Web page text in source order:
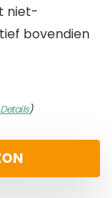
niet-
bovendien
Details)